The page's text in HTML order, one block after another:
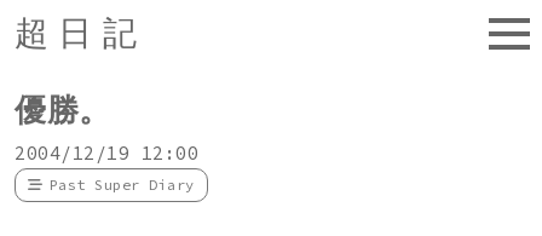
超日記
優勝。
2004/12/19 12:00
Past Super Diary